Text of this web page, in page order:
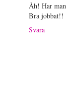
Åh! Har
Bra jobbat!!
Svara